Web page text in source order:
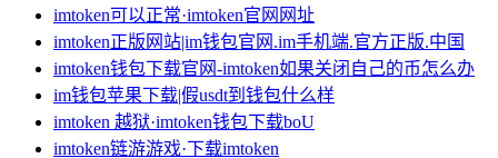
imtoken可以正常·imtoken官网网址
imtoken正版网站|im钱包官网.im手机端.官方正版.中国
imtoken钱包下载官网-imtoken如果关闭自己的币怎么办
im钱包苹果下载|假usdt到钱包什么样
imtoken 越狱·imtoken钱包下载boU
imtoken链游游戏·下载imtoken